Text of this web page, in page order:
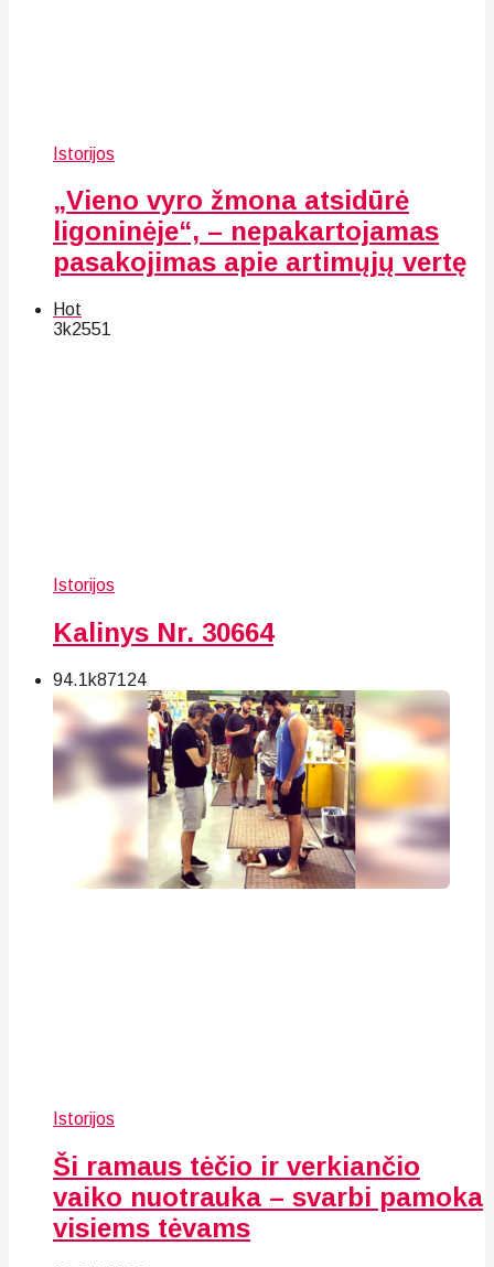
Istorijos
„Vieno vyro žmona atsidūrė
ligoninėje“, – nepakartojamas
pasakojimas apie artimųjų vertę
Hot
3k2551
Istorijos
Kalinys Nr. 30664
94.1k87124
Istorijos
Ši ramaus tėčio ir verkiančio
vaiko nuotrauka – svarbi pamoka
visiems tėvams